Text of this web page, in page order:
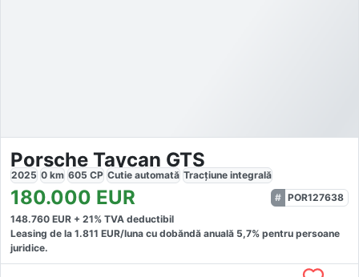
Porsche Taycan GTS
2025 0 km 605 CP Cutie automată Tracțiune integrală
180.000 EUR
POR127638
148.760 EUR + 21% TVA deductibil
Leasing de la 1.811 EUR/luna cu dobăndă anuală 5,7% pentru persoane
juridice.